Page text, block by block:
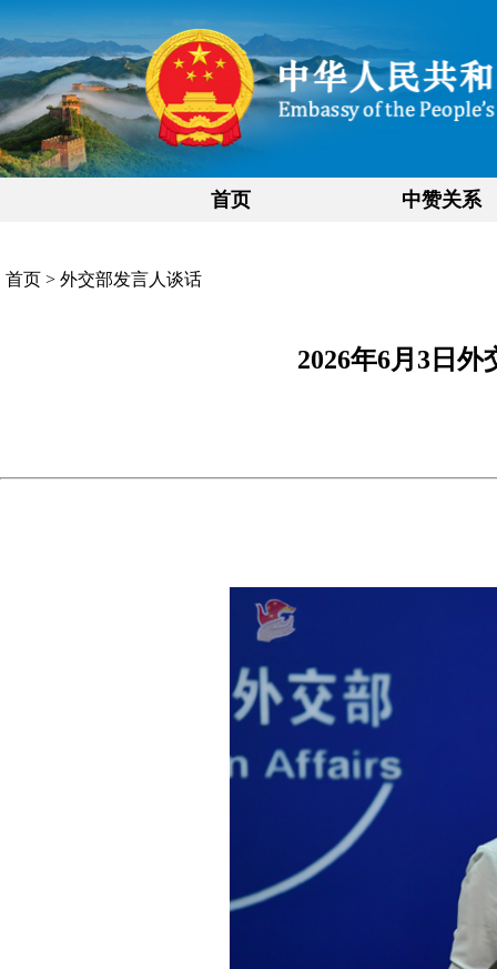
首页 中赞关系
首页 > 外交部发言人谈话
2026年6月3日